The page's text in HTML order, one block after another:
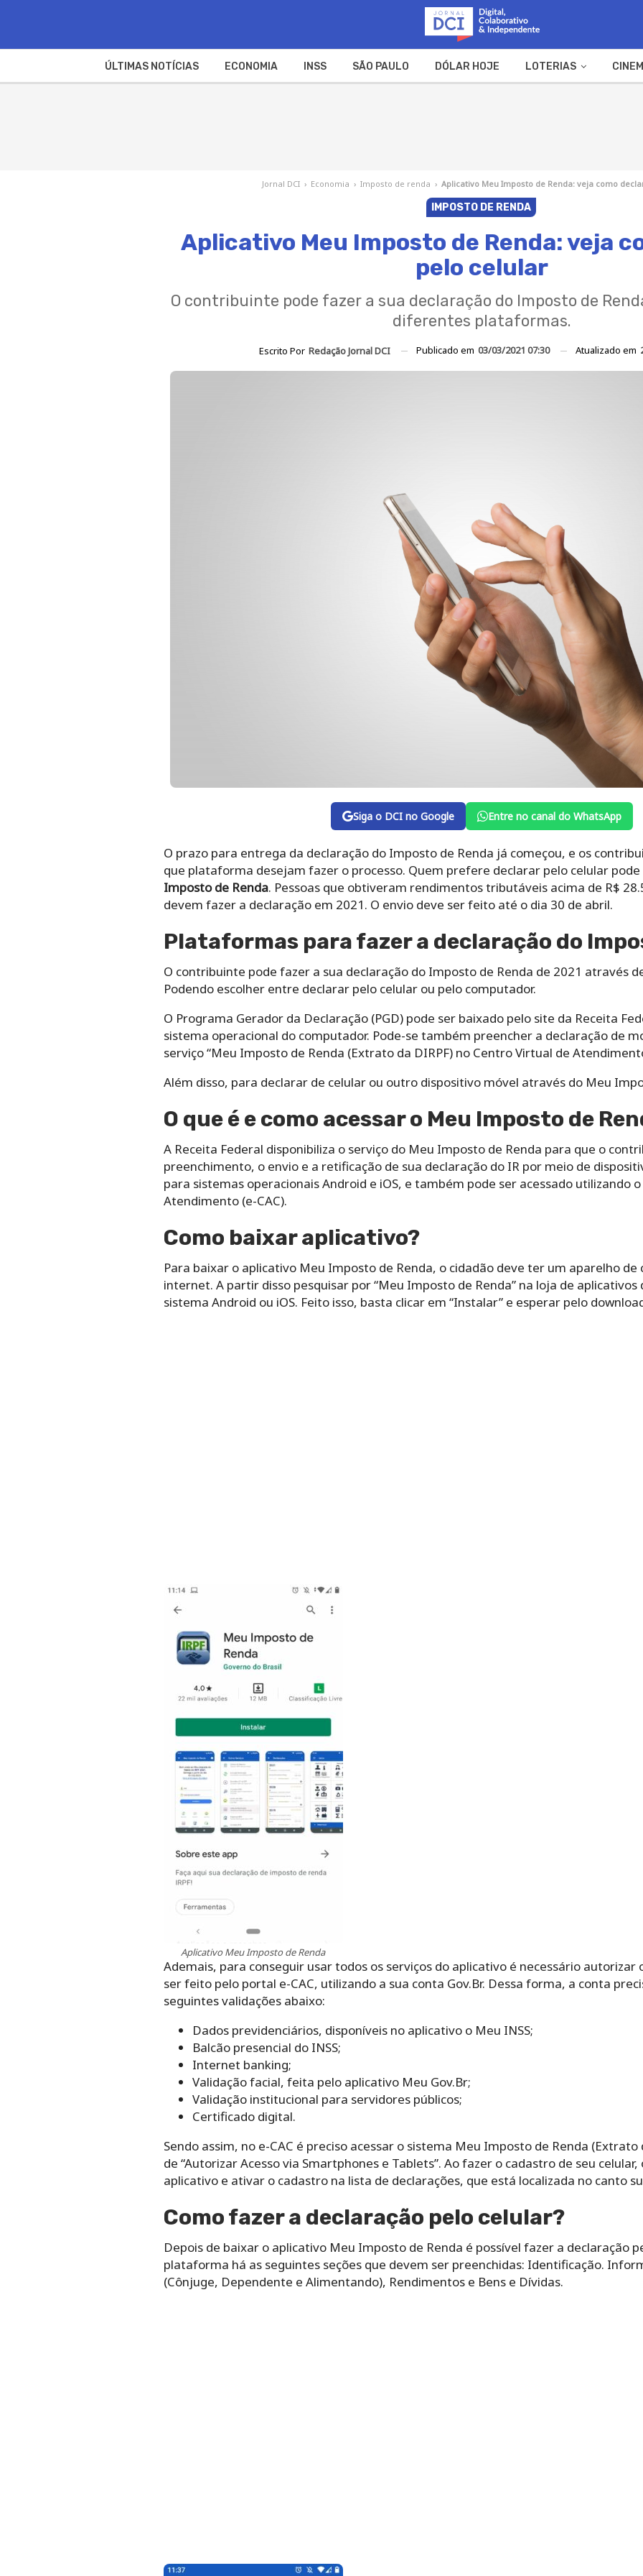
ÚLTIMAS NOTÍCIAS ECONOMIA INSS SÃO PAULO DÓLAR HOJE LOTERIAS
Jornal DCI › Economia › Imposto de renda › Aplicativo Meu Imposto de Renda: veja como
IMPOSTO DE RENDA
Aplicativo Meu Imposto de Renda: veja
pelo celular
O contribuinte pode fazer a sua declaração do Imposto de
diferentes plataformas.
Escrito Por Redação Jornal DCI Publicado em 03/03/2021 07:30 Atualizado em
Siga o DCI no Google Entre no canal do WhatsApp
O prazo para entrega da declaração do Imposto de Renda já começou, e os
que plataforma desejam fazer o processo. Quem prefere declarar pelo celular
Imposto de Renda. Pessoas que obtiveram rendimentos tributáveis acima de R$
devem fazer a declaração em 2021. O envio deve ser feito até o dia 30 de abril.
Plataformas para fazer a declaração do
O contribuinte pode fazer a sua declaração do Imposto de Renda de 2021 através
Podendo escolher entre declarar pelo celular ou pelo computador.
O Programa Gerador da Declaração (PGD) pode ser baixado pelo site da Receita
sistema operacional do computador. Pode-se também preencher a declaração de
serviço “Meu Imposto de Renda (Extrato da DIRPF) no Centro Virtual de
Além disso, para declarar de celular ou outro dispositivo móvel através do Meu
O que é e como acessar o Meu Imposto de
A Receita Federal disponibiliza o serviço do Meu Imposto de Renda para que o
preenchimento, o envio e a retificação de sua declaração do IR por meio de
para sistemas operacionais Android e iOS, e também pode ser acessado utilizando
Atendimento (e-CAC).
Como baixar aplicativo?
Para baixar o aplicativo Meu Imposto de Renda, o cidadão deve ter um aparelho de
internet. A partir disso pesquisar por “Meu Imposto de Renda” na loja de aplicativos
sistema Android ou iOS. Feito isso, basta clicar em “Instalar” e esperar pelo
Aplicativo Meu Imposto de Renda
Ademais, para conseguir usar todos os serviços do aplicativo é necessário autorizar
ser feito pelo portal e-CAC, utilizando a sua conta Gov.Br. Dessa forma, a conta
seguintes validações abaixo:
Dados previdenciários, disponíveis no aplicativo o Meu INSS;
Balcão presencial do INSS;
Internet banking;
Validação facial, feita pelo aplicativo Meu Gov.Br;
Validação institucional para servidores públicos;
Certificado digital.
Sendo assim, no e-CAC é preciso acessar o sistema Meu Imposto de Renda (Extrato
de “Autorizar Acesso via Smartphones e Tablets”. Ao fazer o cadastro de seu
aplicativo e ativar o cadastro na lista de declarações, que está localizada no canto
Como fazer a declaração pelo celular?
Depois de baixar o aplicativo Meu Imposto de Renda é possível fazer a declaração
plataforma há as seguintes seções que devem ser preenchidas: Identificação.
(Cônjuge, Dependente e Alimentando), Rendimentos e Bens e Dívidas.